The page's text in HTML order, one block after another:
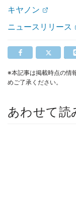
キヤノン
ニュースリリース
※本記事は掲載時点の情
めご了承ください。
あわせて読